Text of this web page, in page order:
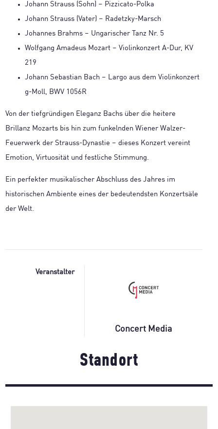
Johann Strauss (Sohn) – Pizzicato-Polka
Johann Strauss (Vater) – Radetzky-Marsch
Johannes Brahms – Ungarischer Tanz Nr. 5
Wolfgang Amadeus Mozart – Violinkonzert A-Dur, KV
219
Johann Sebastian Bach – Largo aus dem Violinkonzert
g-Moll, BWV 1056R
Von der tiefgründigen Eleganz Bachs über die heitere
Brillanz Mozarts bis hin zum funkelnden Wiener Walzer-
Feuerwerk der Strauss-Dynastie – dieses Konzert vereint
Emotion, Virtuosität und festliche Stimmung.
Ein perfekter musikalischer Abschluss des Jahres im
historischen Ambiente eines der bedeutendsten Konzertsäle
der Welt.
Veranstalter
Concert Media
Standort